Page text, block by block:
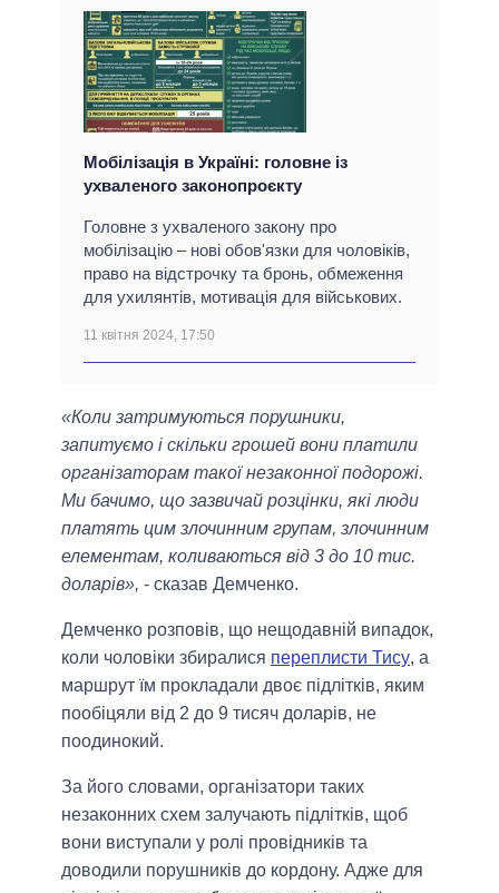
Мобілізація в Україні: головне із
ухваленого законопроєкту
Головне з ухваленого закону про
мобілізацію – нові обов'язки для чоловіків,
право на відстрочку та бронь, обмеження
для ухилянтів, мотивація для військових.
11 квітня 2024, 17:50
«Коли затримуються порушники,
запитуємо і скільки грошей вони платили
організаторам такої незаконної подорожі.
Ми бачимо, що зазвичай розцінки, які люди
платять цим злочинним групам, злочинним
елементам, коливаються від 3 до 10 тис.
доларів», - сказав Демченко.
Демченко розповів, що нещодавній випадок,
коли чоловіки збиралися переплисти Тису, а
маршрут їм прокладали двоє підлітків, яким
пообіцяли від 2 до 9 тисяч доларів, не
поодинокий.
За його словами, організатори таких
незаконних схем залучають підлітків, щоб
вони виступали у ролі провідників та
доводили порушників до кордону. Адже для